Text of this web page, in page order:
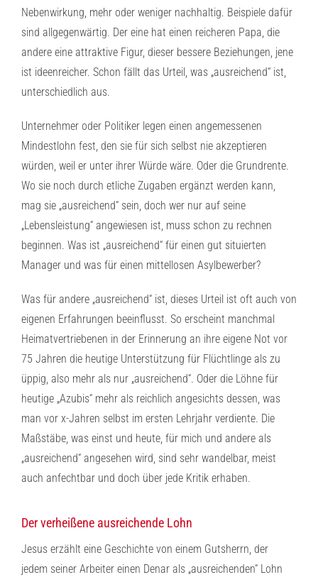
Nebenwirkung, mehr oder weniger nachhaltig. Beispiele dafür
sind allgegenwärtig. Der eine hat einen reicheren Papa, die
andere eine attraktive Figur, dieser bessere Beziehungen, jene
ist ideenreicher. Schon fällt das Urteil, was „ausreichend“ ist,
unterschiedlich aus.
Unternehmer oder Politiker legen einen angemessenen
Mindestlohn fest, den sie für sich selbst nie akzeptieren
würden, weil er unter ihrer Würde wäre. Oder die Grundrente.
Wo sie noch durch etliche Zugaben ergänzt werden kann,
mag sie „ausreichend“ sein, doch wer nur auf seine
„Lebensleistung“ angewiesen ist, muss schon zu rechnen
beginnen. Was ist „ausreichend“ für einen gut situierten
Manager und was für einen mittellosen Asylbewerber?
Was für andere „ausreichend“ ist, dieses Urteil ist oft auch von
eigenen Erfahrungen beeinflusst. So erscheint manchmal
Heimatvertriebenen in der Erinnerung an ihre eigene Not vor
75 Jahren die heutige Unterstützung für Flüchtlinge als zu
üppig, also mehr als nur „ausreichend“. Oder die Löhne für
heutige „Azubis“ mehr als reichlich angesichts dessen, was
man vor x-Jahren selbst im ersten Lehrjahr verdiente. Die
Maßstäbe, was einst und heute, für mich und andere als
„ausreichend“ angesehen wird, sind sehr wandelbar, meist
auch anfechtbar und doch über jede Kritik erhaben.
Der verheißene ausreichende Lohn
Jesus erzählt eine Geschichte von einem Gutsherrn, der
jedem seiner Arbeiter einen Denar als „ausreichenden“ Lohn